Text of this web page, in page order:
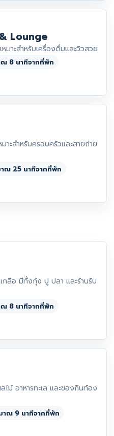
Lounge
มาะสำหรับเครื่องดื่มและวิวสวย
ณ 8 นาทีจากที่พัก
าะสำหรับครอบครัวและสายถ่าย
าณ 25 นาทีจากที่พัก
กลือ มีทั้งกุ้ง ปู ปลา และร้านรับ
ณ 8 นาทีจากที่พัก
ม้ อาหารทะเล และของกินท้อง
มาณ 9 นาทีจากที่พัก